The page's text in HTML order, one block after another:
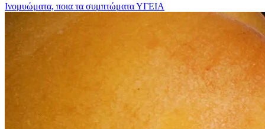
Ινομυώματα, ποια τα συμπτώματαΥΓΕΙΑ